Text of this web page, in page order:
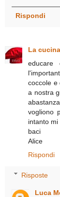
Rispondi
La
educare
coccole e
a nostra
vogliono
intanto
baci
Alice
Rispondi
Risposte
Luca